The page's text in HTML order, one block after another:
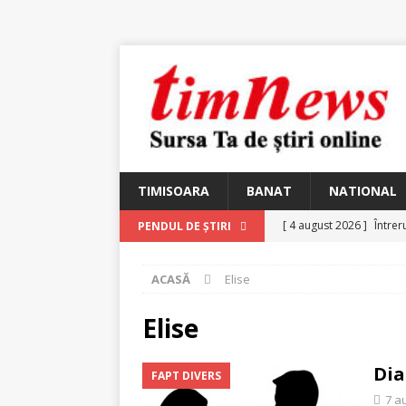
TIMISOARA BANAT NATIONAL
PENDUL DE ȘTIRI [ 4 august 2026 ]
Ungureanu, Constantin
ACASĂ Elise
Elise
FAPT DIVERS
7